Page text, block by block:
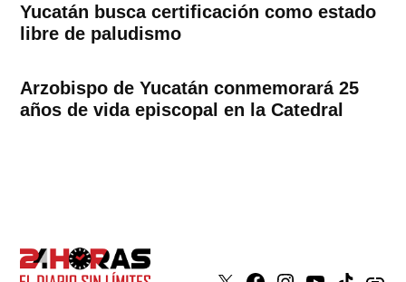
Yucatán busca certificación como estado
libre de paludismo
Arzobispo de Yucatán conmemorará 25
años de vida episcopal en la Catedral